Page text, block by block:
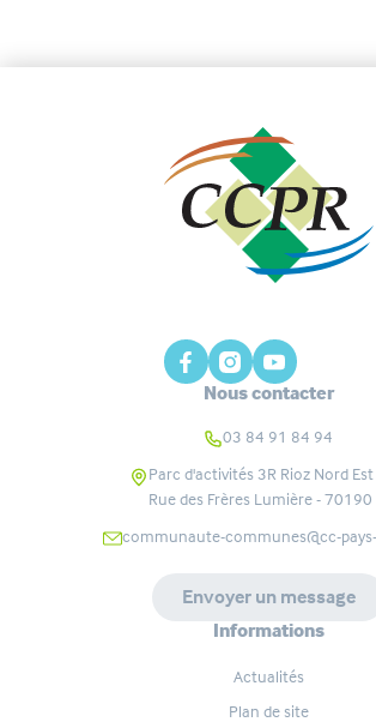
Nous contacter
03 84 91 84 94
Parc d'activités 3R Rioz Nord Est
Rue des Frères Lumière - 70190
communaute-communes@cc-
Envoyer un message
Informations
Actualités
Plan de site